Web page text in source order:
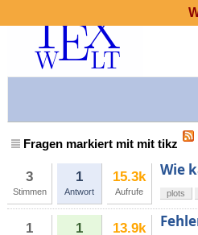
Fragen markiert mit mit tikz
3
Stimmen
1
Antwort
15.3k
Aufrufe
Wie
plots
1 1 13.9k